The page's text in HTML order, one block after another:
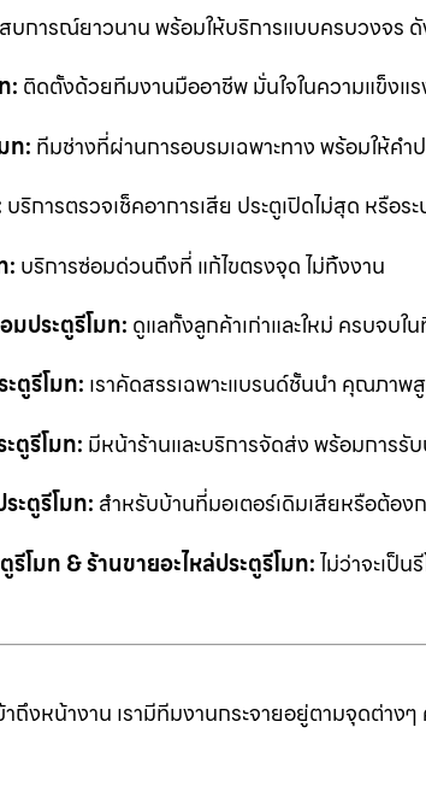
บการณ์ยาวนาน พร้อมให้บริการแบบครบวงจร
: ติดตั้งด้วยทีมงานมืออาชีพ มั่นใจในความแข็งแร
ท: ทีมช่างที่ผ่านการอบรมเฉพาะทาง พร้อมให้ค
บริการตรวจเช็คอาการเสีย ประตูเปิดไม่สุด หรือร
: บริการซ่อมด่วนถึงที่ แก้ไขตรงจุด ไม่ทิ้งงาน
มประตูรีโมท: ดูแลทั้งลูกค้าเก่าและใหม่ ครบจบใ
ตูรีโมท: เราคัดสรรเฉพาะแบรนด์ชั้นนำ คุณภา
ตูรีโมท: มีหน้าร้านและบริการจัดส่ง พร้อมการรั
ะตูรีโมท: สำหรับบ้านที่มอเตอร์เดิมเสียหรือต้อ
รีโมท & ร้านขายอะไหล่ประตูรีโมท:ไม่ว่าจะเป็
าถึงหน้างาน เรามีทีมงานกระจายอยู่ตามจุดต่า